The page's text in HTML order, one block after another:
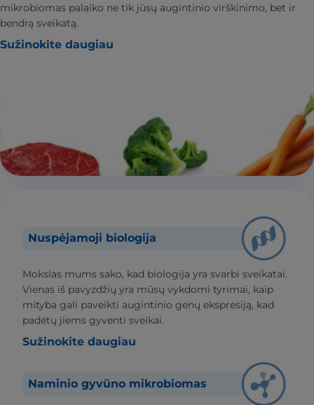
mikrobiomas palaiko ne tik jūsų augintinio virškinimo, bet ir
bendrą sveikatą.
Sužinokite daugiau
Nuspėjamoji biologija
Mokslas mums sako, kad biologija yra svarbi sveikatai.
Vienas iš pavyzdžių yra mūsų vykdomi tyrimai, kaip
mityba gali paveikti augintinio genų ekspresiją, kad
padėtų jiems gyventi sveikai.
Sužinokite daugiau
Naminio gyvūno mikrobiomas